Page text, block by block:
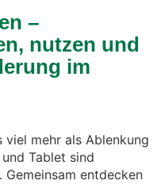
–
nutzen und
im
mehr als Ablenkung
Tablet sind
entdecken